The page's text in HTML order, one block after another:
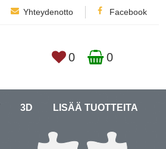
Yhteydenotto Facebook
0 0
3D LISÄÄ TUOTTEITA